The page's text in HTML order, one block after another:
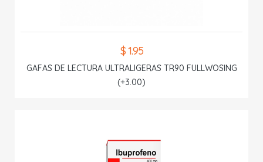
$ 1.95
GAFAS DE LECTURA ULTRALIGERAS TR90 FULLWOSING
(+3.00)